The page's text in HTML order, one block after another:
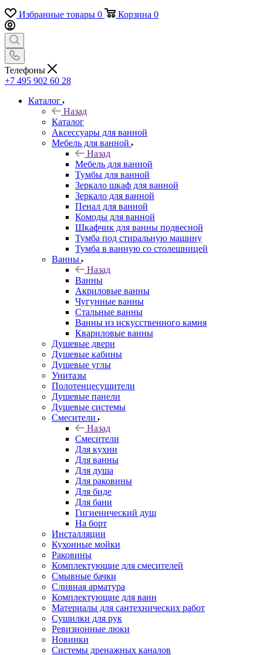
Избранные товары 0 Корзина 0
Телефоны
+7 495 902 60 28
Каталог
Назад
Каталог
Аксессуары для ванной
Мебель для ванной
Назад
Мебель для ванной
Тумбы для ванной
Зеркало шкаф для ванной
Зеркало для ванной
Пенал для ванной
Комоды для ванной
Шкафчик для ванны подвесной
Тумба под стиральную машину
Тумба в ванную со столешницей
Ванны
Назад
Ванны
Акриловые ванны
Чугунные ванны
Стальные ванны
Ванны из искусственного камня
Квариловые ванны
Душевые двери
Душевые кабины
Душевые углы
Унитазы
Полотенцесушители
Душевые панели
Душевые системы
Смесители
Назад
Смесители
Для кухни
Для ванны
Для душа
Для раковины
Для биде
Для бани
Гигиенический душ
На борт
Инсталляции
Кухонные мойки
Раковины
Комплектующие для смесителей
Смывные бачки
Сливная арматура
Комплектующие для ванн
Материалы для сантехнических работ
Сушилки для рук
Ревизионные люки
Новинки
Системы дренажных каналов